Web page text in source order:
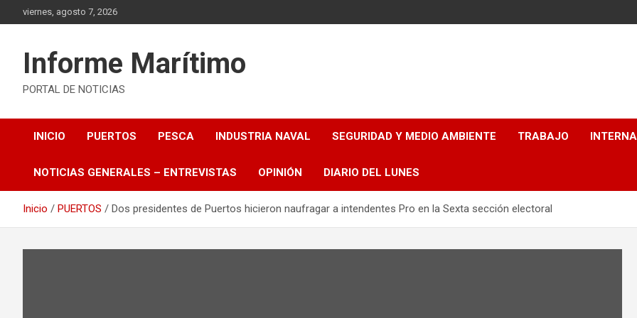
al
viernes, agosto 7, 2026
Informe Marítimo
PORTAL DE NOTICIAS
INICIO PUERTOS PESCA INDUSTRIA NAVAL SEGURIDAD Y MEDIO AMBIENTE TRABAJO
NOTICIAS GENERALES – ENTREVISTAS OPINIÓN DIARIO DEL LUNES
Inicio PUERTOS Dos presidentes de Puertos hicieron naufragar a intendentes Pro en la Sexta sección electoral